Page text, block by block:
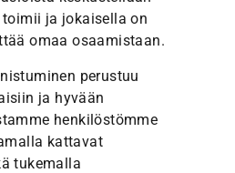
ja jokaisella on
omaa osaamistaan.
perustuu
ja hyvään
henkilöstömme
kattavat
tukemalla